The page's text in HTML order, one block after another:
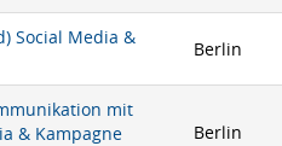
Social Media &
Berlin
mit
& Kampagne
Berlin